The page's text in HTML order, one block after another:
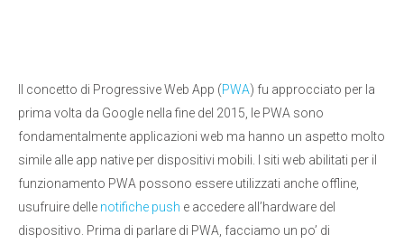
Il concetto di Progressive Web App (PWA) fu approcciato per la
prima volta da Google nella fine del 2015, le PWA sono
fondamentalmente applicazioni web ma hanno un aspetto molto
simile alle app native per dispositivi mobili. I siti web abilitati per il
funzionamento PWA possono essere utilizzati anche offline,
usufruire delle notifiche push e accedere all’hardware del
dispositivo. Prima di parlare di PWA, facciamo un po’ di